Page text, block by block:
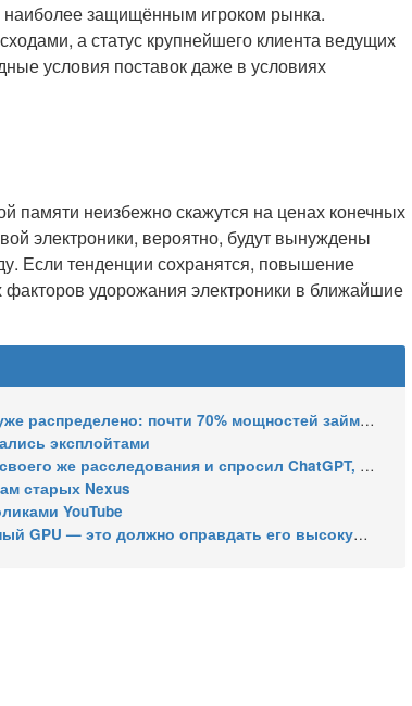
защищённым игроком рынка.
а статус крупнейшего клиента ведущих
условия поставок даже в условиях
памяти неизбежно скажутся на ценах конечных
электроники, вероятно, будут вынуждены
Если тенденции сохранятся, повышение
удорожания электроники в ближайшие
почти 70% мощностей займут решения для ИИ
эксплойтами
и спросил ChatGPT, как уехать в ЕС
старых Nexus
YouTube
— это должно оправдать его высокую цену